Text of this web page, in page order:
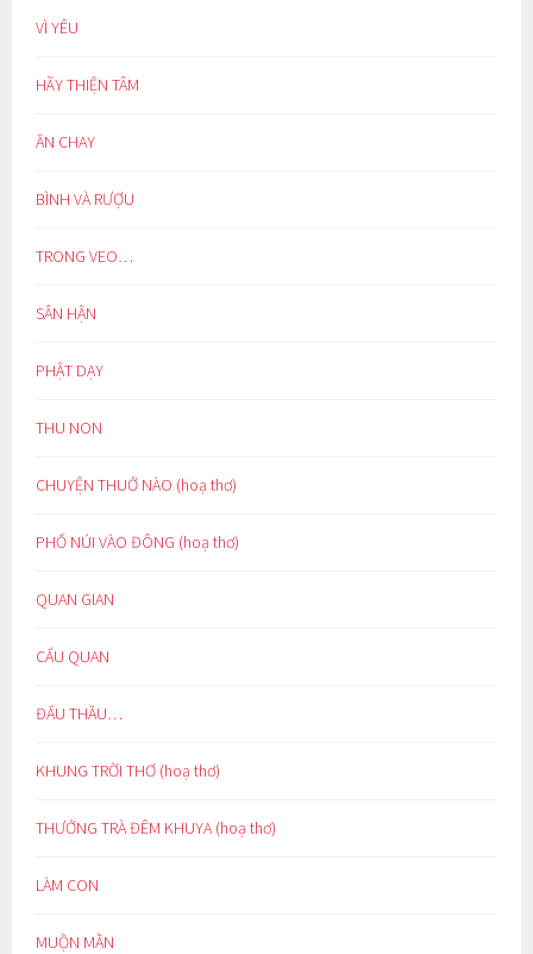
VÌ YÊU
HÃY THIỆN TÂM
ĂN CHAY
BÌNH VÀ RƯỢU
TRONG VEO…
SÂN HẬN
PHẬT DẠY
THU NON
CHUYỆN THUỞ NÀO (hoạ thơ)
PHỐ NÚI VÀO ĐÔNG (hoạ thơ)
QUAN GIAN
CẨU QUAN
ĐẤU THẦU…
KHUNG TRỜI THƠ (hoạ thơ)
THƯỞNG TRÀ ĐÊM KHUYA (hoạ thơ)
LÀM CON
MUỘN MẰN